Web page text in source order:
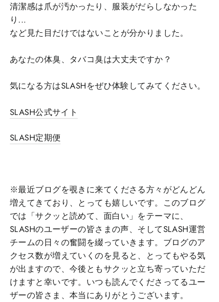
清潔感は爪が汚かったり、服装がだらしなかった
り...
など見た目だけではないことが分かりました。
あなたの体臭、タバコ臭は大丈夫ですか？
気になる方はSLASHをぜひ体験してみてください。
SLASH公式サイト
SLASH定期便
※最近ブログを覗きに来てくださる方々がどんどん
増えてきており、とっても嬉しいです。このブログ
では「サクッと読めて、面白い」をテーマに、
SLASHのユーザーの皆さまの声、そしてSLASH運営
チームの日々の奮闘を綴っていきます。ブログのア
クセス数が増えていくのを見ると、とってもやる気
が出ますので、今後ともサクッと立ち寄っていただ
けますと幸いです。いつも読んでくださってるユー
ザーの皆さま、本当にありがとうございます。